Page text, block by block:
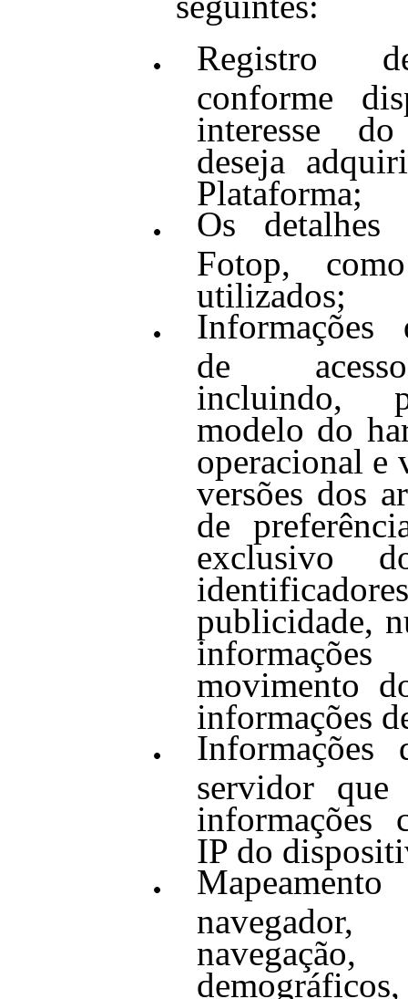
Registro
conforme
interesse
deseja
Plataforma;
Os
Fotop,
utilizados;
de
incluindo,
modelo do
operacional e
versões dos
de
exclusivo
publicidade,
movimento
informações
servidor
informações
IP do